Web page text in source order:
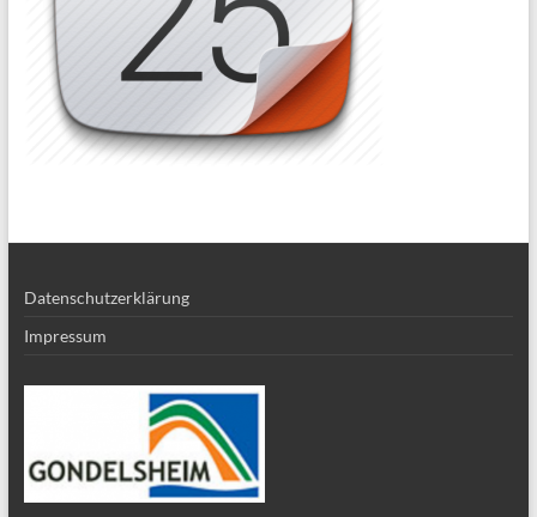
Datenschutzerklärung
Impressum